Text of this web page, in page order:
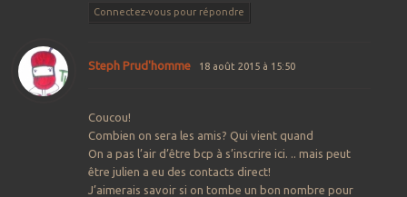
Connectez-vous pour répondre
Steph Prud'homme 18 août 2015 à 15:50
Coucou!
Combien on sera les amis? Qui vient quand
On a pas l’air d’être bcp à s’inscrire ici. .. mais peut
être julien a eu des contacts direct!
J’aimerais savoir si on tombe un bon nombre pour